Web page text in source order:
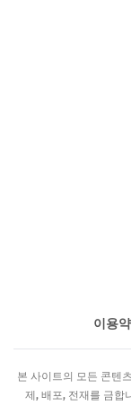
이용
본 사이트의 모든 콘텐
제, 배포, 전재를 금합